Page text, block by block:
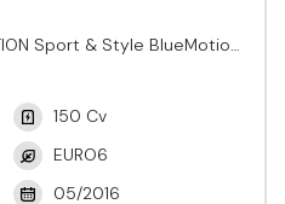
Sport & Style BlueMotion
150 Cv
EURO6
05/2016